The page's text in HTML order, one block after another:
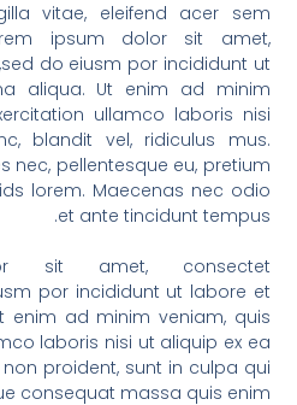
vitae, eleifend acer sem
ipsum dolor sit amet,
do eiusm por incididunt ut
aliqua. Ut enim ad minim
ullamco laboris nisi
blandit vel, ridiculus mus.
nec, pellentesque eu, pretium
lorem. Maecenas nec odio
et ante tincidunt tempus.
sit amet, consectet
por incididunt ut labore et
enim ad minim veniam, quis
laboris nisi ut aliquip ex ea
proident, sunt in culpa qui
consequat massa quis enim.